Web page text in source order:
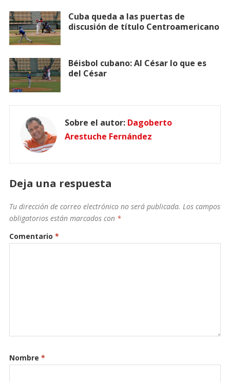
Cuba queda a las puertas de
discusión de título Centroamericano
Béisbol cubano: Al César lo que es
del César
Sobre el autor: Dagoberto
Arestuche Fernández
Deja una respuesta
Tu dirección de correo electrónico no será publicada. Los campos
obligatorios están marcados con *
Comentario *
Nombre *